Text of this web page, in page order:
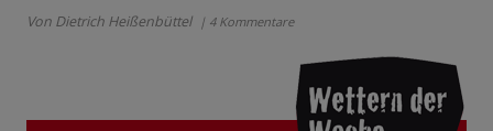
Von Dietrich Heißenbüttel | 4 Kommentare